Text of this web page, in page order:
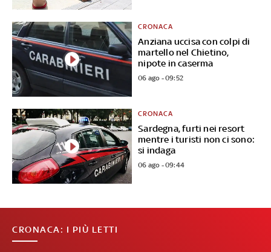
Anziana uccisa con colpi di
martello nel Chietino,
nipote in caserma
CRONACA
06 ago - 09:52
Sardegna, furti nei resort
mentre i turisti non ci sono:
si indaga
CRONACA
06 ago - 09:44
CRONACA: I PIÙ LETTI